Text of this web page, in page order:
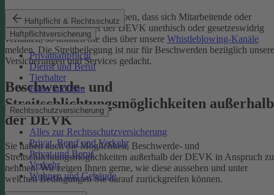
Haftpflicht & Rechtsschutz
Haftpflichtversicherung
Privathaftpflicht
Dienst und Beruf
Tierhalter
Haus und Bau
Rechtsschutzversicherung
Alles zur Rechtsschutzversicherung
Privat, Beruf und Verkehr
Privat und Beruf
Verkehr
Wohnen und Gebäude
Wenn Sie Kenntnis darüber haben, dass sich Mitarbeitende oder
Partnerinnen und Partner der DEVK unethisch oder gesetzeswidrig
verhalten, so können Sie dies über unsere Whistleblowing-Kanäle
melden. Die Streitbeilegung ist nur für Beschwerden bezüglich
Versicherungen und Services gedacht.
Beschwerde- und
Streitschlichtungsmöglichkeiten außerhalb
der DEVK
Sie haben auch die Möglichkeit, Beschwerde- und
Streitschlichtungsmöglichkeiten außerhalb der DEVK in Anspruch zu
nehmen. Wir zeigen Ihnen gerne, wie diese aussehen und unter
welchen Bedingungen Sie darauf zurückgreifen können.